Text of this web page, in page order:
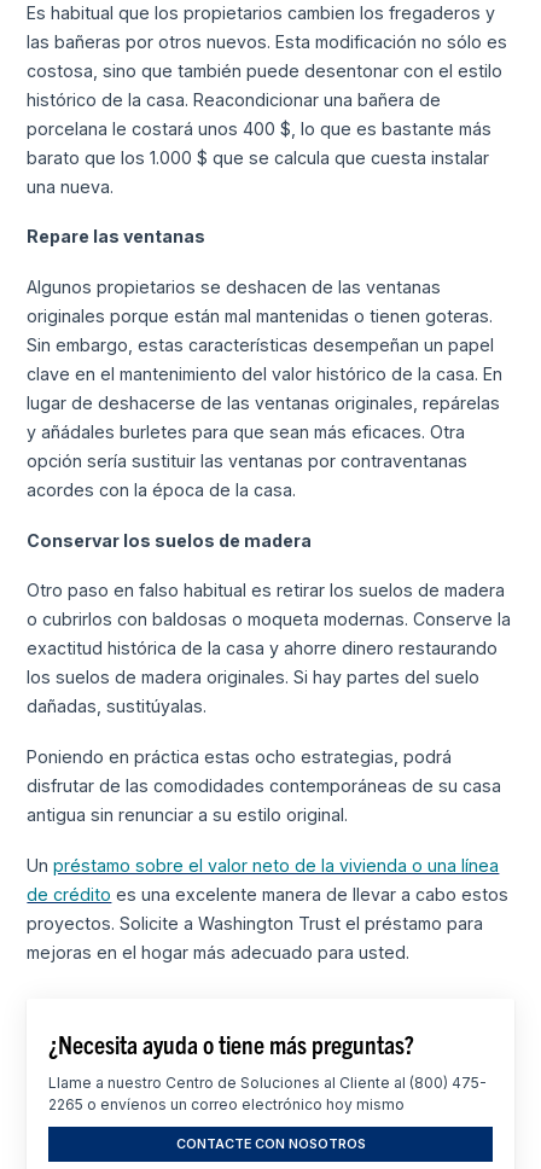
Es habitual que los propietarios cambien los fregaderos y
las bañeras por otros nuevos. Esta modificación no sólo es
costosa, sino que también puede desentonar con el estilo
histórico de la casa. Reacondicionar una bañera de
porcelana le costará unos 400 $, lo que es bastante más
barato que los 1.000 $ que se calcula que cuesta instalar
una nueva.
Repare las ventanas
Algunos propietarios se deshacen de las ventanas
originales porque están mal mantenidas o tienen goteras.
Sin embargo, estas características desempeñan un papel
clave en el mantenimiento del valor histórico de la casa. En
lugar de deshacerse de las ventanas originales, repárelas
y añádales burletes para que sean más eficaces. Otra
opción sería sustituir las ventanas por contraventanas
acordes con la época de la casa.
Conservar los suelos de madera
Otro paso en falso habitual es retirar los suelos de madera
o cubrirlos con baldosas o moqueta modernas. Conserve la
exactitud histórica de la casa y ahorre dinero restaurando
los suelos de madera originales. Si hay partes del suelo
dañadas, sustitúyalas.
Poniendo en práctica estas ocho estrategias, podrá
disfrutar de las comodidades contemporáneas de su casa
antigua sin renunciar a su estilo original.
Unpréstamo sobre el valor neto de la vivienda o una línea
de crédito es una excelente manera de llevar a cabo estos
proyectos. Solicite a Washington Trust el préstamo para
mejoras en el hogar más adecuado para usted.
¿Necesita ayuda o tiene más preguntas?
Llame a nuestro Centro de Soluciones al Cliente al (800) 475-
2265 o envíenos un correo electrónico hoy mismo
CONTACTE CON NOSOTROS